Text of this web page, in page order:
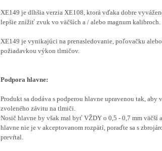
XE149 je dlhšia verzia XE108, ktorá vďaka dobre
lepšie znížiť zvuk vo väčších a / alebo magnum kalibroch.
XE149 je vynikajúci na prenasledovanie, poľovačku
požiadavkou výkon tlmičov.
Podpora hlavne:
Produkt sa dodáva s podperou hlavne upravenou tak,
zvoleného závitu na tlmiči.
Nosič hlavne by však mal byť VŽDY o 0,5 - 0,7 mm väčší
hlavne nie je v akceptovanom rozpätí, poraďte sa s
prevŕtal.